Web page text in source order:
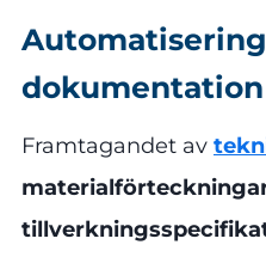
dokumentation
Framtagandet av